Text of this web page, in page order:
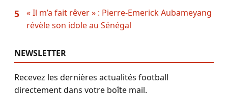
5
« Il m’a fait rêver » : Pierre-Emerick Aubameyang
révèle son idole au Sénégal
NEWSLETTER
Recevez les dernières actualités football
directement dans votre boîte mail.